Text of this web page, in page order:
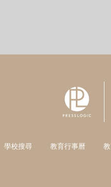
學校搜尋 教育行事曆